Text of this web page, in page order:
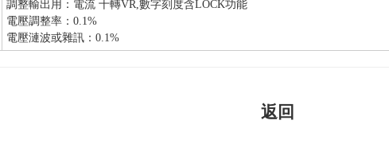
調整輸出用：電流 十轉VR,數字刻度含LOCK功能
電壓調整率：0.1%
電壓漣波或雜訊：0.1%